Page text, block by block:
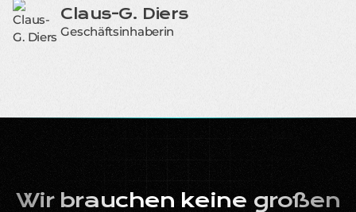
Claus-G. Diers
Geschäftsinhaberin
Wir brauchen keine großen